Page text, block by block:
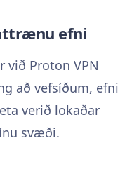
efni
við Proton VPN
að vefsíðum, efni
verið lokaðar
svæði.